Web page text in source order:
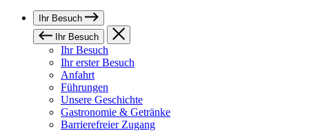
Ihr Besuch
Ihr Besuch
Ihr Besuch
Ihr erster Besuch
Anfahrt
Führungen
Unsere Geschichte
Gastronomie & Getränke
Barrierefreier Zugang